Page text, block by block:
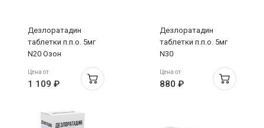
Дезлоратадин
таблетки п.п.о. 5мг
N20 Озон
Цена от
1 109 ₽
Дезлоратадин
таблетки п.п.о. 5мг
N30
Татхимфармпрепараты
Цена от
880 ₽